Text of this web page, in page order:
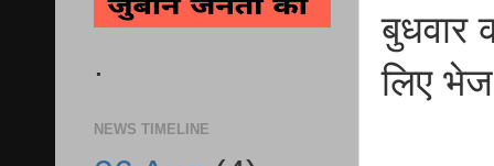
बुधवार
लिए
.
NEWS TIMELINE